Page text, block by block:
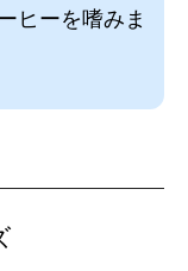
ヒーを嗜みま